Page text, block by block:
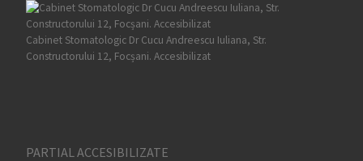
Cabinet Stomatologic Dr Cucu Andreescu Iuliana, Str.
Constructorului 12, Focșani. Accesibilizat
PARTIAL ACCESIBILIZATE